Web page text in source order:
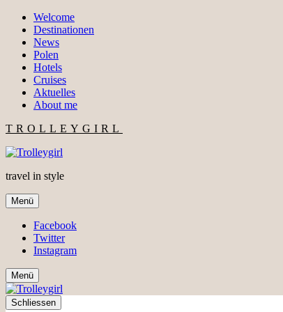
Welcome
Destinationen
News
Polen
Hotels
Cruises
Aktuelles
About me
TROLLEYGIRL
travel in style
Menü
Facebook
Twitter
Instagram
Menü
Schliessen